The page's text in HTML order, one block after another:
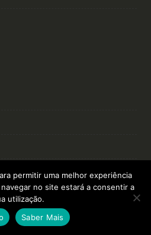
permitir uma melhor experiência
no site estará a consentir a
utilização.
Saber Mais